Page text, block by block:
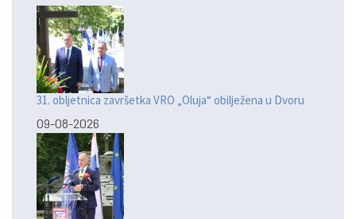
31. obljetnica završetka VRO „Oluja“ obilježena u Dvoru
09-08-2026